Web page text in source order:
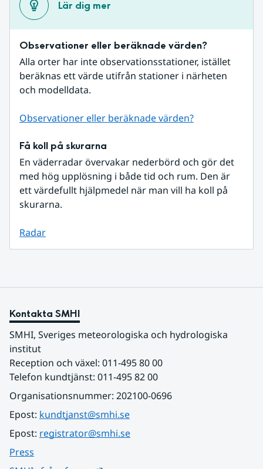
Lär dig mer
Observationer eller beräknade värden?
Alla orter har inte observationsstationer, istället
beräknas ett värde utifrån stationer i närheten
och modelldata.
Observationer eller beräknade värden?
Få koll på skurarna
En väderradar övervakar nederbörd och gör det
med hög upplösning i både tid och rum. Den är
ett värdefullt hjälpmedel när man vill ha koll på
skurarna.
Radar
Kontakta SMHI
SMHI, Sveriges meteorologiska och hydrologiska
institut
Reception och växel: 011-495 80 00
Telefon kundtjänst: 011-495 82 00
Organisationsnummer: 202100-0696
Epost: kundtjanst@smhi.se
Epost: registrator@smhi.se
Press